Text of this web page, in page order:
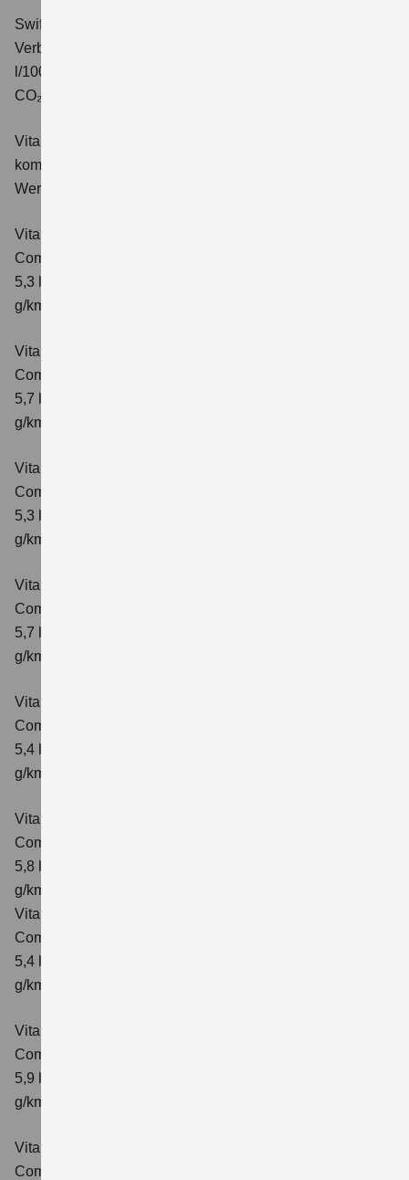
Swift 1.2 DUALJET HYBRID ALLGRIP Comfort+
Verbrauchswerte: kombinierter Energieverbrauch 4,9
l/100km; kombinierter Wert der CO₂-Emission: 110 g/km;
CO₂-Klasse: C.
Vitara 1.4 BOOSTERJET HYBRID Club
kombinierter Energieverbrauch 5,3 l/100km; kombinierter
Wert der CO₂-Emission: 119 g/km; CO₂-Klasse: D
Vitara 1.4 BOOSTERJET HYBRID
Comfort
5,3 l/100km; kombinierter Wert der CO₂-Emission: 119
g/km; CO₂-Klasse: D
Vitara 1.4 BOOSTERJET HYBRID AT
Comfort
5,7 l/100 km; kombinierter Wert der CO₂-Emission: 129
g/km; CO₂-Klasse: D
Vitara 1.4 BOOSTERJET HYBRID
Comfort+
5,3 l/100km; kombinierter Wert der CO₂-Emission: 120
g/km; CO₂-Klasse: D
Vitara 1.4 BOOSTERJET HYBRID AT
Comfort+
5,7 l/100km; kombinierter Wert der CO₂-Emission: 130
g/km; CO₂-Klasse: D
Vitara 1.4 BOOSTERJET HYBRID ALLGRIP
Comfort
5,4 l/100km; kombinierter Wert der CO₂-Emission: 129
g/km; CO₂-Klasse: D
Vitara 1.4 BOOSTERJET HYBRID ALLGRIP AT
Comfort
5,8 l/100 km; kombinierter Wert der CO₂-Emission: 137
g/km; CO₂-Klasse: E
Vitara 1.4 BOOSTERJET HYBRID ALLGRIP
Comfort+ Verbrauchswerte: kombinierter Energieverbrauch
5,4 l/100km; kombinierter Wert der CO₂-Emission: 129
g/km; CO₂-Klasse: D
Vitara 1.4 BOOSTERJET HYBRID ALLGRIP AT
Comfort+
5,9 l/100 km; kombinierter Wert der CO₂-Emission: 138
g/km; CO₂-Klasse: E
Vitara 1.5 DUALJET HYBRID AGS
Comfort